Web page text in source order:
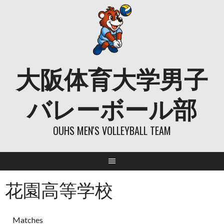
大阪体育大学男子
バレーボール部
OUHS MEN'S VOLLEYBALL TEAM
花園高等学校
Matches